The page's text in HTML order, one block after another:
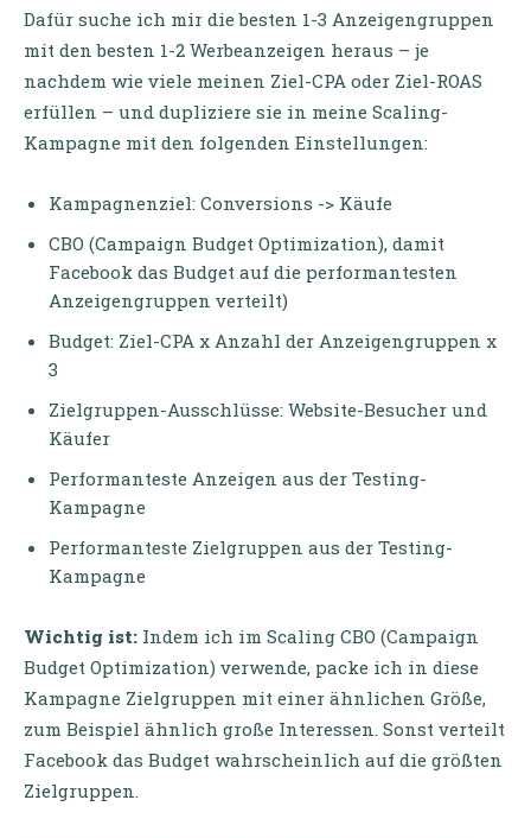
Dafür suche ich mir die besten 1-3 Anzeigengruppen
mit den besten 1-2 Werbeanzeigen heraus – je
nachdem wie viele meinen Ziel-CPA oder Ziel-ROAS
erfüllen – und dupliziere sie in meine Scaling-
Kampagne mit den folgenden Einstellungen:
Kampagnenziel: Conversions -> Käufe
CBO (Campaign Budget Optimization), damit
Facebook das Budget auf die performantesten
Anzeigengruppen verteilt)
Budget: Ziel-CPA x Anzahl der Anzeigengruppen x
3
Zielgruppen-Ausschlüsse: Website-Besucher und
Käufer
Performanteste Anzeigen aus der Testing-
Kampagne
Performanteste Zielgruppen aus der Testing-
Kampagne
Wichtig ist: Indem ich im Scaling CBO (Campaign
Budget Optimization) verwende, packe ich in diese
Kampagne Zielgruppen mit einer ähnlichen Größe,
zum Beispiel ähnlich große Interessen. Sonst verteilt
Facebook das Budget wahrscheinlich auf die größten
Zielgruppen.